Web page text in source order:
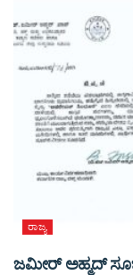
ರಾಜ್ಯ
ಜಮೀರ್ ಅಹ್ಮದ್